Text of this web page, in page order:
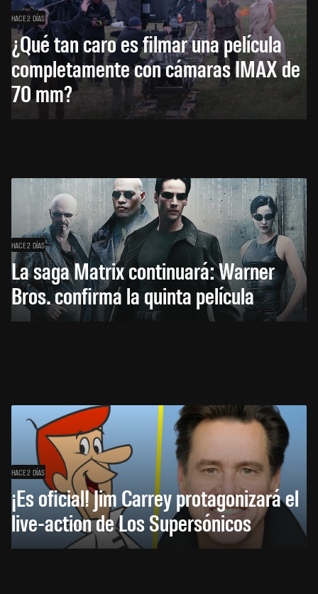
HACE 2 DÍAS
¿Qué tan caro es filmar una película
completamente con cámaras IMAX de
70 mm?
HACE 2 DÍAS
La saga Matrix continuará: Warner
Bros. confirma la quinta película
HACE 2 DÍAS
¡Es oficial! Jim Carrey protagonizará el
live-action de Los Supersónicos